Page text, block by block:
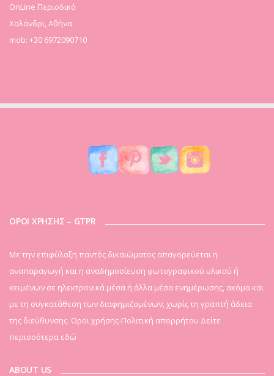
OnLine Περιοδικό
Χαλάνδρι, Αθήνα
mob: +30 6972090710
ΟΡΟΙ ΧΡΗΣΗΣ – GTPR
Mε την επιφύλαξη παντός δικαιώματος απαγορεύεται η
αναπαραγωγή και η αναδημοσίευση φωτογραφικού υλικού ή
κειμένων σε ηλεκτρονικά μέσα ή άλλα μέσα ενημέρωσης, ακόμα και
με τη συγκατάθεση των διαφημιζομένων, χωρίς τη γραπτή άδεια
της διεύθυνσης. Οροι χρήσης-Πολιτική απορρήτου Δείτε
περισσότερα εδώ
ABOUT US